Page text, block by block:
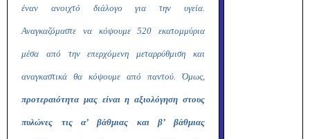
έναν ανοιχτό διάλογο για την υγεία.
Αναγκαζόμαστε να κόψουμε 520 εκατομμύρια
μέσα από την επερχόμενη μεταρρύθμιση και
αναγκαστικά θα κόψουμε από παντού. Όμως,
προτεραιότητα μας είναι η αξιολόγηση στους
πυλώνες τις α’ βάθμιας και β’ βάθμιας